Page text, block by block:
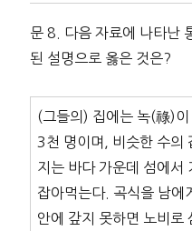
문 8. 다음 자료에 나타난
된 설명으로 옳은 것은?
(그들의) 집에는 녹(祿)
3천 명이며, 비슷한 수의
지는 바다 가운데 섬에서
잡아먹는다. 곡식을 남에
안에 갚지 못하면 노비로